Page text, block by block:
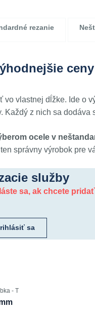
rezanie
vo vlastnej dĺžke. Ide o
Každý z nich sa dodáva
ocele v
správny výrobok pre
služby
sa, ak chcete
sa
- T